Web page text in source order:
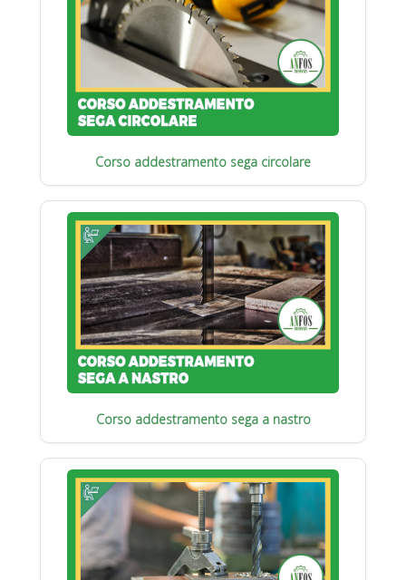
Corso addestramento sega circolare
Corso addestramento sega a nastro